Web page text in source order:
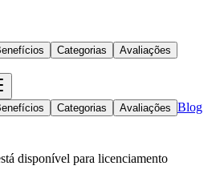
Categorias Avaliações
Categorias Avaliações Blog
disponível para licenciamento